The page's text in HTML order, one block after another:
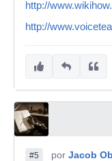
http://
http://
#5 por Jacob